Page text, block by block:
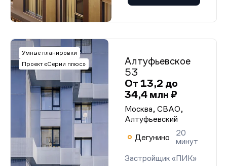
Умные планировки
Проект «Серии плюс»
Алтуфьевское
53
От 13,2 до
34,4 млн ₽
Москва, СВАО,
Алтуфьевский
Дегунино
20
минут
Застройщик «ПИК»